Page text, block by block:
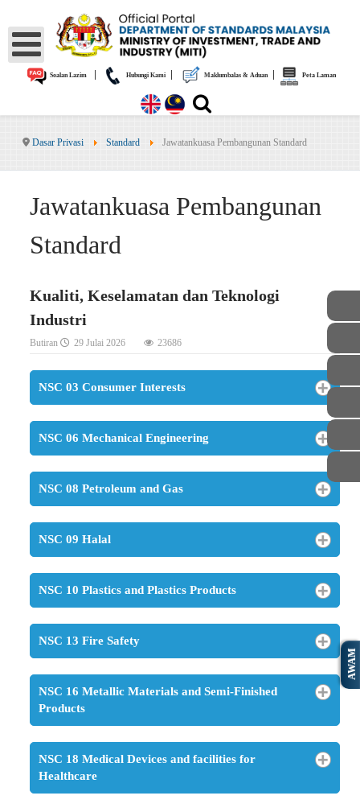
Soalan Lazim| Hubungi Kami| Maklumbalas & Aduan| Peta Laman
Dasar Privasi Standard Jawatankuasa Pembangunan Standard
Jawatankuasa Pembangunan
Standard
Kualiti, Keselamatan dan Teknologi
Industri
Butiran 29 Julai 2026 23686
NSC 03 Consumer Interests
NSC 06 Mechanical Engineering
NSC 08 Petroleum and Gas
NSC 09 Halal
NSC 10 Plastics and Plastics Products
NSC 13 Fire Safety
NSC 16 Metallic Materials and Semi-Finished
Products
NSC 18 Medical Devices and facilities for
Healthcare
AWAM